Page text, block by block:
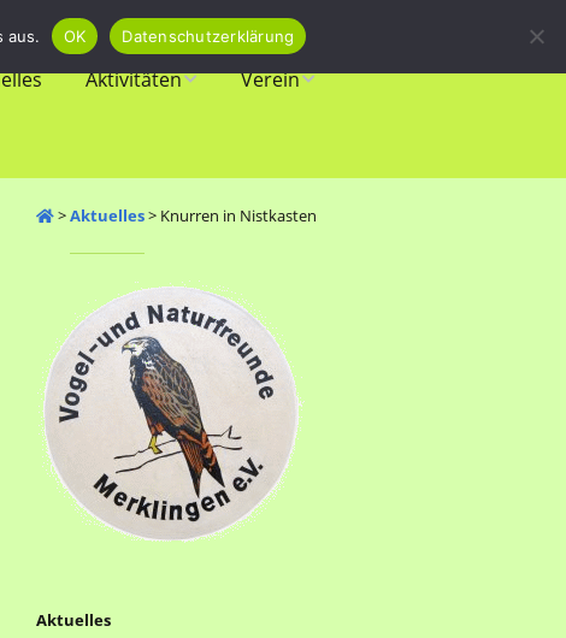
Aktivitäten
Amphibienschutz
Vogelschutz
Verein
Spenden
Vereinsgeschichte
Links & Download
>Aktuelles> Knurren in Nistkasten
Aktuelles
aus. OK Datenschutzerklärung